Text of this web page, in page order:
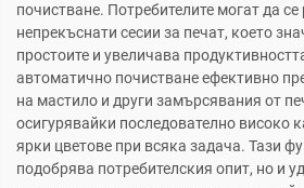
почистване. Потребителите могат да се
непрекъснати сесии за печат, което
простоите и увеличава
автоматично почистване ефективно
на мастило и други замърсявания от
осигурявайки последователно високо
ярки цветове при всяка задача. Тази
подобрява потребителския опит, но и